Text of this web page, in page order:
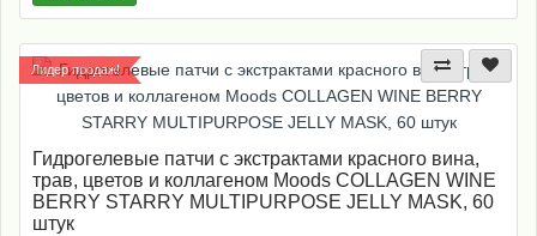
Лидер продаж!
Гидрогелевые патчи с экстрактами красного вина,
трав, цветов и коллагеном Moods COLLAGEN WINE
BERRY STARRY MULTIPURPOSE JELLY MASK, 60
штук